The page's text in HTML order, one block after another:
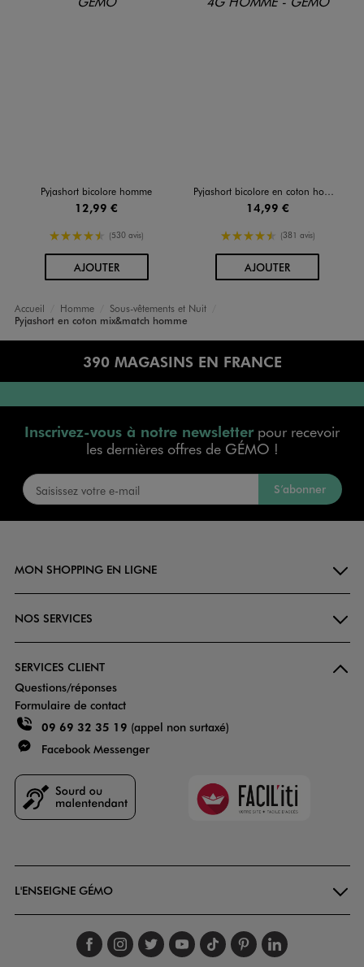
Pyjashort bicolore homme
12,99 €
4.5/5 de moyenne
(530 avis)
AJOUTERAU PANIER
Pyjashort bicolore en coton homme
14,99 €
4.5/5 de moyenne
(381 avis)
AJOUTERAU PANIER
Accueil Homme
Sous-vêtements et Nuit
Pyjashort en coton mix&match homme
390 MAGASINS EN FRANCE
Inscrivez-vous à notre newsletterpour recevoir
les dernières offres de GÉMO !
S’abonner
MON SHOPPING EN LIGNE
NOS SERVICES
SERVICES CLIENT
Questions/réponses
Formulaire de contact
09 69 32 35 19 (appel non surtaxé)
Facebook Messenger
Faciliti
L'ENSEIGNE GÉMO